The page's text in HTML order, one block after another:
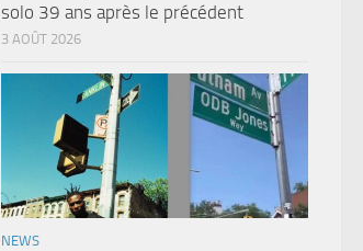
solo 39 ans après le précédent
3 AOÛT 2026
NEWS